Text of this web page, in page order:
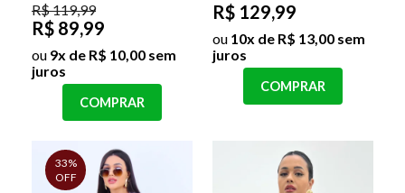
R$ 119,99
R$ 89,99
ou 9x de R$ 10,00 sem
juros
COMPRAR
R$ 129,99
ou 10x de R$ 13,00 sem
juros
COMPRAR
33%
OFF